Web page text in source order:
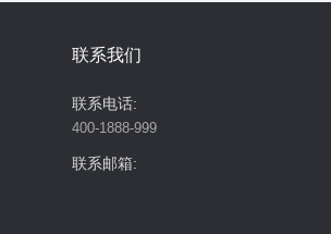
联系我们
联系电话:
400-1888-999
联系邮箱: